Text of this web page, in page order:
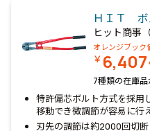
ＨＩＴ ボ
ヒット商事（
オレンジブック
￥
7種類の在庫
特許偏芯ボルト方式を採用
移動でき微調節が容易に行
刃先の調節は約2000回切断